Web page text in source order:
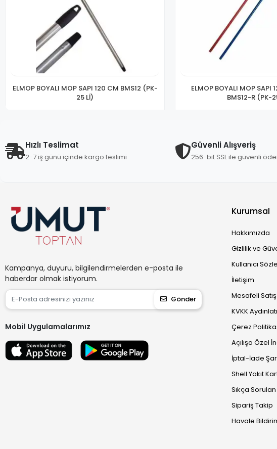
ELMOP BOYALI MOP SAPI 120 CM BMS12 (PK-
25 Lİ)
ELMOP BOYALI MOP SAPI
BMS12-R (PK-
Hızlı Teslimat
2-7 iş günü içinde kargo teslimi
Güvenli Alışveriş
256-bit SSL ile güvenli
Kampanya, duyuru, bilgilendirmelerden e-posta ile
haberdar olmak istiyorum.
Gönder
Mobil Uygulamalarımız
Kurumsal
Hakkımızda
Gizlilik ve
Kullanıcı
İletişim
Mesafeli
KVKK
Çerez
Açılışa Özel
İptal-İade
Shell Yakıt
Sıkça
Sipariş Takip
Havale